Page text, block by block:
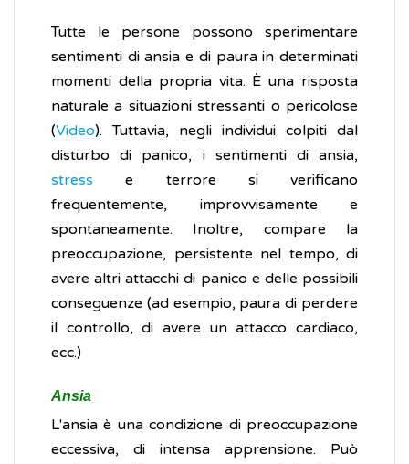
Tutte le persone possono sperimentare
sentimenti di ansia e di paura in determinati
momenti della propria vita. È una risposta
naturale a situazioni stressanti o pericolose
(Video). Tuttavia, negli individui colpiti dal
disturbo di panico, i sentimenti di ansia,
stress e terrore si verificano
frequentemente, improvvisamente e
spontaneamente. Inoltre, compare la
preoccupazione, persistente nel tempo, di
avere altri attacchi di panico e delle possibili
conseguenze (ad esempio, paura di perdere
il controllo, di avere un attacco cardiaco,
ecc.)
Ansia
L'ansia è una condizione di preoccupazione
eccessiva, di intensa apprensione. Può